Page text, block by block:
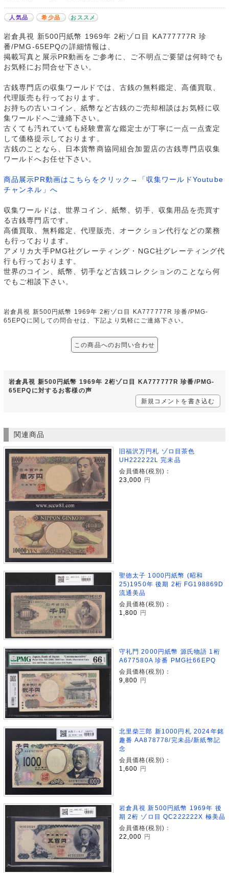
人気品 希少品 おススメ
岩倉具視 新500円紙幣 1969年 2桁ゾロ目 KA777777R 珍
番/PMG-65EPQの詳細情報は、
掲載写真と展示PR動画をご参考に、ご不明点ご要望は何時でも
お気軽にお問合せ下さい。
古銭専門店の収集ワールドでは、古銭の無料鑑定、高価買取、
代理販売も行っております。
お持ちの古いコイン、紙幣など古銭のご売却相談はお気軽に収
集ワールドへご連絡下さい。
古くても汚れていても経験豊富な鑑定士が丁寧に一点一点査定
して価格提示しております。
古銭のことなら、日本貨幣商協同組合加盟店の古銭専門店収集
ワールドへお任せ下さい。
商品展示PR動画はこちらをクリック→「収集ワールドYoutube
チャンネル」へ
収集ワールドは、世界コイン、紙幣、切手、収集用品を売買す
る古銭専門店です。
高価買取、無料鑑定、代理販売、オークション代行などの業務
も行っております。
アメリカ大手PMG社グレーティング・NGC社グレーティング代
行も行っております。
世界のコイン、紙幣、切手など古銭コレクションのことなら何
でもご相談下さい。
岩倉具視 新500円紙幣 1969年 2桁ゾロ目 KA777777R 珍番/PMG-
65EPQに関しての問合せは、下記より気軽にご連絡下さい。
この商品へのお問い合わせ
岩倉具視 新500円紙幣 1969年 2桁ゾロ目 KA777777R 珍番/PMG-
65EPQに対するお客様の声
新規コメントを書き込む
関連商品
旧福沢万円札 ゾロ目茶色
UH222222L 完未品
会員価格(税別)：
23,000
円
聖徳太子 1000円紙幣 (昭和
25)1950年 後期 2桁 FG198869D
流通美品
会員価格(税別)：
1,800 円
守礼門 2000円紙幣 源氏物語 1桁
A677580A 珍番 PMG社66EPQ
会員価格(税別)：
9,800 円
北里柴三郎 新1000円札 2024年銘
趣番 AA878778/完未品/新紙幣記
念
会員価格(税別)：
1,600
円
岩倉具視 新500円紙幣 1969年 後
期 2桁 ゾロ目 QC222222X 極美品
会員価格(税別)：
22,000
円